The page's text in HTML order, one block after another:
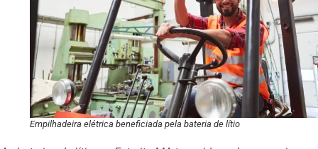
Empilhadeira elétrica beneficiada pela bateria de lítio